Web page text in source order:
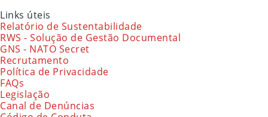
Links úteis
Relatório de Sustentabilidade
RWS - Solução de Gestão Documental
GNS - NATO Secret
Recrutamento
Política de Privacidade
FAQs
Legislação
Canal de Denúncias